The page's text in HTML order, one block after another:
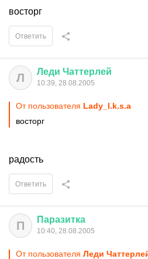
восторг
Ответить
Л Леди Чаттерлей
10:39, 28.08.2005
От пользователя Lady_I.k.s.a
восторг
радость
Ответить
П Паразитка
10:40, 28.08.2005
От пользователя Леди